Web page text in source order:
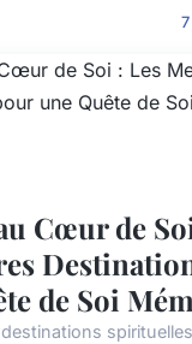
Cœur de
de Soi